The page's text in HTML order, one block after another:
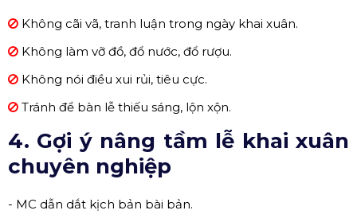
Không cãi vã, tranh luận trong ngày khai xuân.
Không làm vỡ đồ, đổ nước, đổ rượu.
Không nói điều xui rủi, tiêu cực.
Tránh để bàn lễ thiếu sáng, lộn xộn.
4. Gợi ý nâng tầm lễ khai xuân
chuyên nghiệp
- MC dẫn dắt kịch bản bài bản.